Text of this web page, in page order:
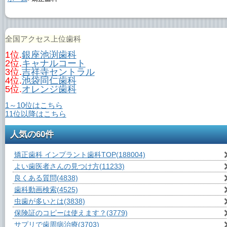
全国アクセス上位歯科
1位.銀座池渕歯科
2位.キャナルコート
3位.吉祥寺セントラル
4位.池袋同仁歯科
5位.オレンジ歯科
1～10位はこちら
11位以降はこちら
人気の60件
矯正歯科 インプラント歯科TOP(188004)
よい歯医者さんの見つけ方(11233)
良くある質問(4838)
歯科動画検索(4525)
虫歯が多いとは(3838)
保険証のコピーは使えます？ (3779)
サプリで歯周病治療(3703)